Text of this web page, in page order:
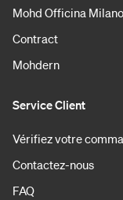
Mohd Officina Milano
Contract
Mohdern
Service Client
Vérifiez votre
Contactez-nous
FAQ